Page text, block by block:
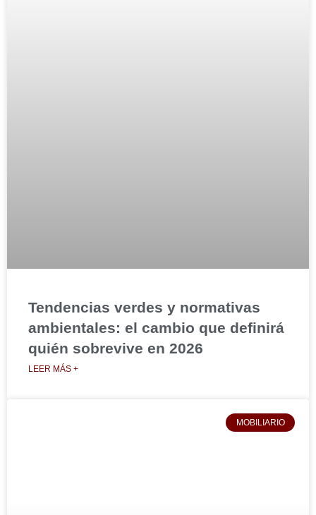
Tendencias verdes y normativas
ambientales: el cambio que definirá
quién sobrevive en 2026
LEER MÁS +
MOBILIARIO